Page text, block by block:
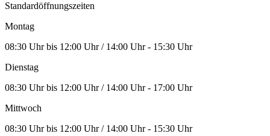
Standardöffnungszeiten
Montag
08:30 Uhr bis 12:00 Uhr / 14:00 Uhr - 15:30 Uhr
Dienstag
08:30 Uhr bis 12:00 Uhr / 14:00 Uhr - 17:00 Uhr
Mittwoch
08:30 Uhr bis 12:00 Uhr / 14:00 Uhr - 15:30 Uhr